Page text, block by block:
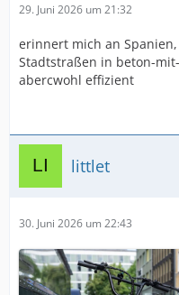
29. Juni 2026 um 21:32
erinnert mich an
Stadtstraßen in beton-
abercwohl effizient
littlet
30. Juni 2026 um 22:43